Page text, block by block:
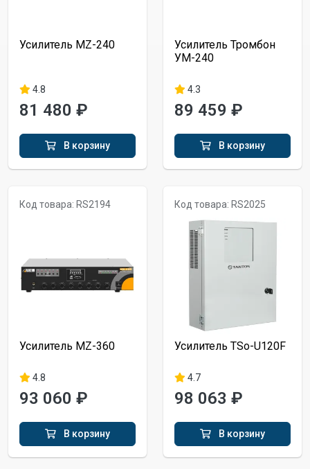
Усилитель MZ-240
4.8
81 480 ₽
В корзину
Усилитель Тромбон
УМ-240
4.3
89 459 ₽
В корзину
Код товара: RS2194
Усилитель MZ-360
4.8
93 060 ₽
В корзину
Код товара: RS2025
Усилитель TSo-U120F
4.7
98 063 ₽
В корзину